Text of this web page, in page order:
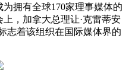
拥有全球170家理事媒体的
，加拿大总理让·克雷蒂安
志着该组织在国际媒体界的